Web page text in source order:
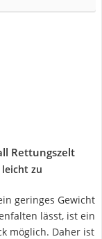
Rettungszelt
leicht zu
geringes Gewicht
lässt, ist ein
möglich. Daher ist